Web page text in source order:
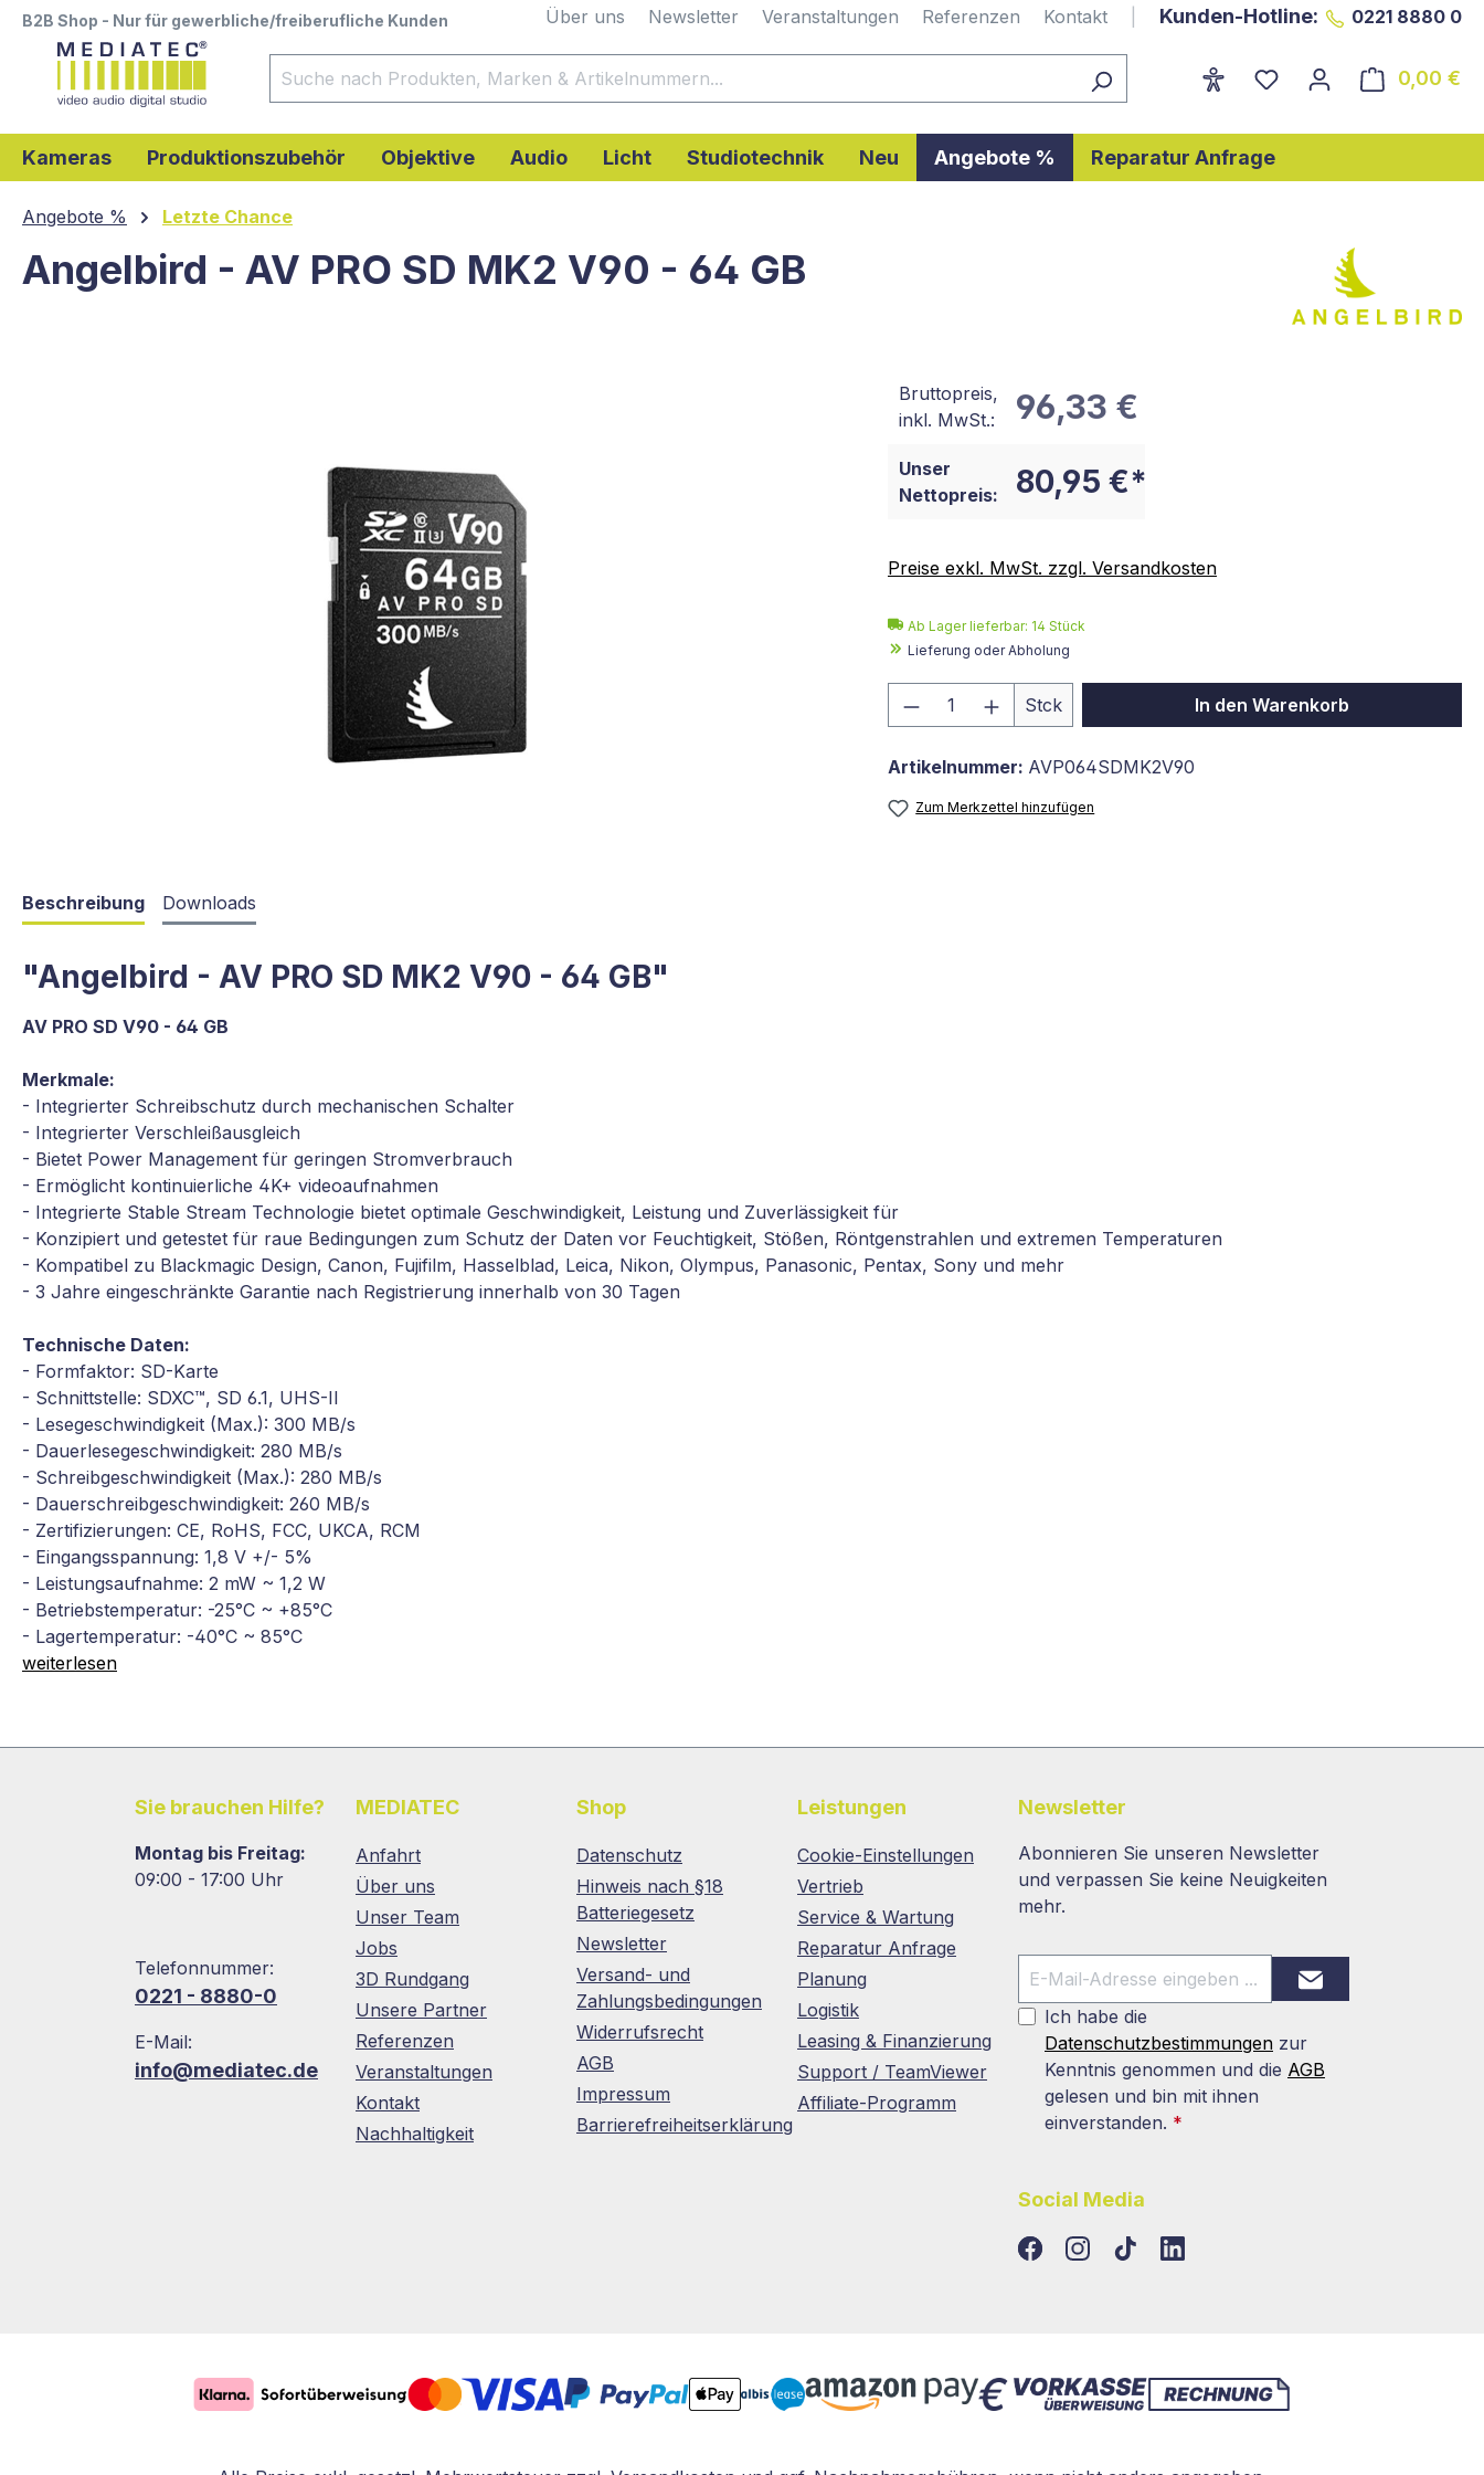
Zur Hauptnavigation springen
B2B Shop - Nur für gewerbliche/freiberufliche Kunden Über uns Newsletter Veranstaltungen Referenzen Kontakt Kunden-Hotline: 0221 8880 0
0,00 €
Kameras Produktionszubehör Objektive Audio Licht Studiotechnik Neu Angebote % Reparatur Anfrage
Angebote % Letzte Chance
Angelbird - AV PRO SD MK2 V90 - 64 GB
Bruttopreis,
inkl. MwSt.:
96,33 €
Unser
Nettopreis:
80,95 €*
Preise exkl. MwSt. zzgl. Versandkosten
Ab Lager lieferbar: 14 Stück
Lieferung oder Abholung
Produkt Anzahl: Gib den gewünschten Wert
Stck In den Warenkorb
Artikelnummer: AVP064SDMK2V90
Zum Merkzettel hinzufügen
Beschreibung Downloads
"Angelbird - AV PRO SD MK2 V90 - 64 GB"
AV PRO SD V90 - 64 GB
Merkmale:
- Integrierter Schreibschutz durch mechanischen Schalter
- Integrierter Verschleißausgleich
- Bietet Power Management für geringen Stromverbrauch
- Ermöglicht kontinuierliche 4K+ videoaufnahmen
- Integrierte Stable Stream Technologie bietet optimale Geschwindigkeit, Leistung und Zuverlässigkeit für
- Konzipiert und getestet für raue Bedingungen zum Schutz der Daten vor Feuchtigkeit, Stößen, Röntgenstrahlen und extremen Temperaturen
- Kompatibel zu Blackmagic Design, Canon, Fujifilm, Hasselblad, Leica, Nikon, Olympus, Panasonic, Pentax, Sony und mehr
- 3 Jahre eingeschränkte Garantie nach Registrierung innerhalb von 30 Tagen
Technische Daten:
- Formfaktor: SD-Karte
- Schnittstelle: SDXC™, SD 6.1, UHS-II
- Lesegeschwindigkeit (Max.): 300 MB/s
- Dauerlesegeschwindigkeit: 280 MB/s
- Schreibgeschwindigkeit (Max.): 280 MB/s
- Dauerschreibgeschwindigkeit: 260 MB/s
- Zertifizierungen: CE, RoHS, FCC, UKCA, RCM
- Eingangsspannung: 1,8 V +/- 5%
- Leistungsaufnahme: 2 mW ~ 1,2 W
- Betriebstemperatur: -25°C ~ +85°C
- Lagertemperatur: -40°C ~ 85°C
weiterlesen
Sie brauchen Hilfe?
Montag bis Freitag:
09:00 - 17:00 Uhr
Telefonnummer:
0221 - 8880-0
E-Mail:
info@mediatec.de
MEDIATEC
Anfahrt
Über uns
Unser Team
Jobs
3D Rundgang
Unsere Partner
Referenzen
Veranstaltungen
Kontakt
Nachhaltigkeit
Shop
Datenschutz
Hinweis nach §18
Batteriegesetz
Newsletter
Versand- und
Zahlungsbedingungen
Widerrufsrecht
AGB
Impressum
Barrierefreiheitserklärung
Leistungen
Cookie-Einstellungen
Vertrieb
Service & Wartung
Reparatur Anfrage
Planung
Logistik
Leasing & Finanzierung
Support / TeamViewer
Affiliate-Programm
Newsletter
Abonnieren Sie unseren Newsletter
und verpassen Sie keine Neuigkeiten
mehr.
Ich habe die
Datenschutzbestimmungen zur
Kenntnis genommen und die AGB
gelesen und bin mit ihnen
einverstanden. *
Social Media
TikTokLinkedIn